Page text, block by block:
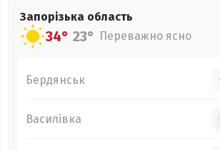
Запорізька область
34° 23° Переважно ясно
Бердянськ
Василівка